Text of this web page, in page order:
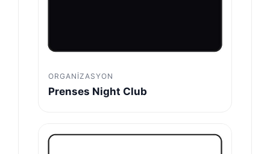
ORGANIZASYON
Prenses Night Club